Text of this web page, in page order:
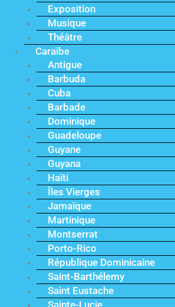
Exposition
Musique
Théâtre
Caraïbe
Antigue
Barbuda
Cuba
Barbade
Dominique
Guadeloupe
Guyane
Guyana
Haïti
Îles Vierges
Jamaïque
Martinique
Montserrat
Porto-Rico
République Dominicaine
Saint-Barthélemy
Saint Eustache
Sainte-Lucie